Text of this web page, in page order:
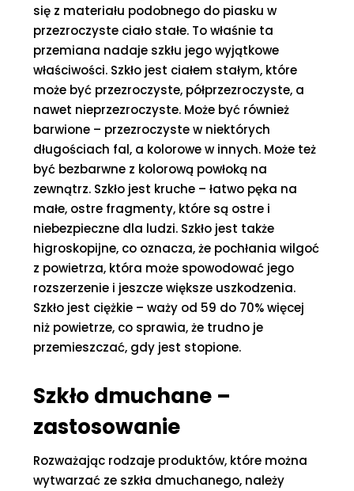
się z materiału podobnego do piasku w
przezroczyste ciało stałe. To właśnie ta
przemiana nadaje szkłu jego wyjątkowe
właściwości. Szkło jest ciałem stałym, które
może być przezroczyste, półprzezroczyste, a
nawet nieprzezroczyste. Może być również
barwione – przezroczyste w niektórych
długościach fal, a kolorowe w innych. Może też
być bezbarwne z kolorową powłoką na
zewnątrz. Szkło jest kruche – łatwo pęka na
małe, ostre fragmenty, które są ostre i
niebezpieczne dla ludzi. Szkło jest także
higroskopijne, co oznacza, że pochłania wilgoć
z powietrza, która może spowodować jego
rozszerzenie i jeszcze większe uszkodzenia.
Szkło jest ciężkie – waży od 59 do 70% więcej
niż powietrze, co sprawia, że trudno je
przemieszczać, gdy jest stopione.
Szkło dmuchane –
zastosowanie
Rozważając rodzaje produktów, które można
wytwarzać ze szkła dmuchanego, należy